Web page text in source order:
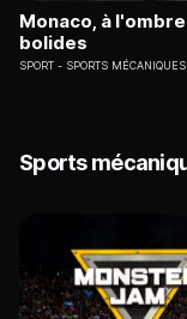
Monaco, à
bolides
SPORT SPORTS MÉCANIQUES
Sports